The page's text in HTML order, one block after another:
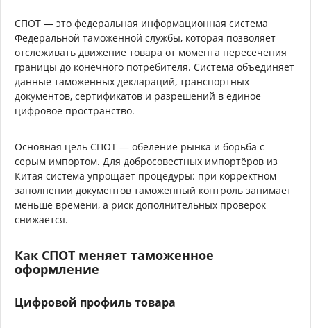
СПОТ — это федеральная информационная система
Федеральной таможенной службы, которая позволяет
отслеживать движение товара от момента пересечения
границы до конечного потребителя. Система объединяет
данные таможенных деклараций, транспортных
документов, сертификатов и разрешений в единое
цифровое пространство.
Основная цель СПОТ — обеление рынка и борьба с
серым импортом. Для добросовестных импортёров из
Китая система упрощает процедуры: при корректном
заполнении документов таможенный контроль занимает
меньше времени, а риск дополнительных проверок
снижается.
Как СПОТ меняет таможенное
оформление
Цифровой профиль товара